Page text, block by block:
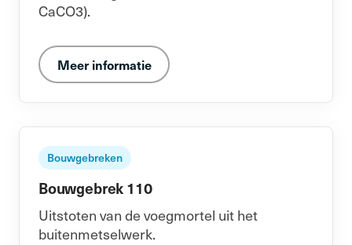
CaCO3).
Meer informatie
Bouwgebreken
Bouwgebrek 110
Uitstoten van de voegmortel uit het
buitenmetselwerk.